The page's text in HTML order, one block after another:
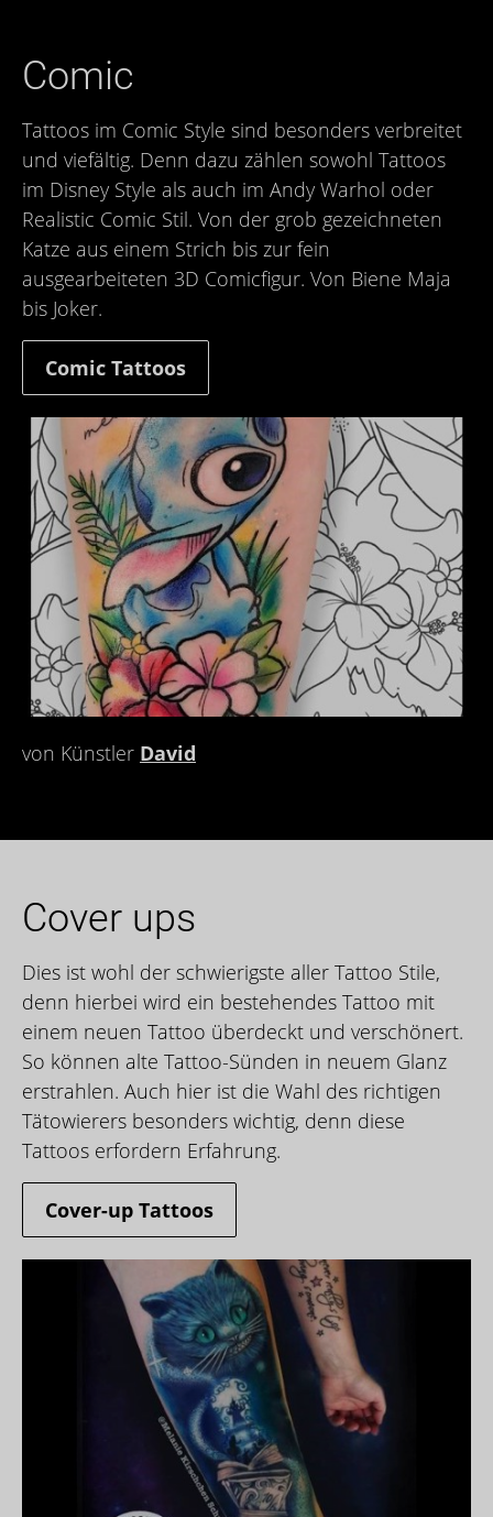
Comic
Tattoos im Comic Style sind besonders verbreitet
und viefältig. Denn dazu zählen sowohl Tattoos
im Disney Style als auch im Andy Warhol oder
Realistic Comic Stil. Von der grob gezeichneten
Katze aus einem Strich bis zur fein
ausgearbeiteten 3D Comicfigur. Von Biene Maja
bis Joker.
Comic Tattoos
von Künstler David
Cover ups
Dies ist wohl der schwierigste aller Tattoo Stile,
denn hierbei wird ein bestehendes Tattoo mit
einem neuen Tattoo überdeckt und verschönert.
So können alte Tattoo-Sünden in neuem Glanz
erstrahlen. Auch hier ist die Wahl des richtigen
Tätowierers besonders wichtig, denn diese
Tattoos erfordern Erfahrung.
Cover-up Tattoos